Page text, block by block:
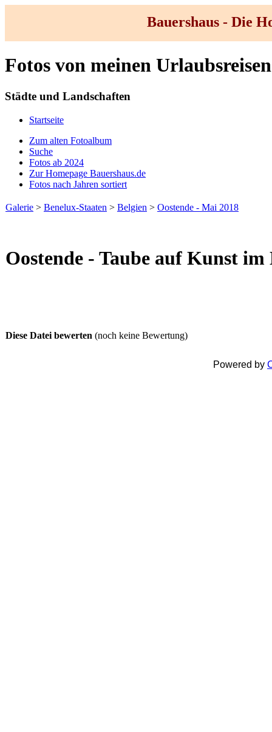
Bauershaus - Die
Fotos von meinen Urlaubsreisen
Städte und Landschaften
Startseite
Zum alten Fotoalbum
Suche
Fotos ab 2024
Zur Homepage Bauershaus.de
Fotos nach Jahren sortiert
Galerie > Benelux-Staaten > Belgien > Oostende - Mai 2018
Oostende - Taube auf Kunst
Diese Datei bewerten (noch keine Bewertung)
Powered by